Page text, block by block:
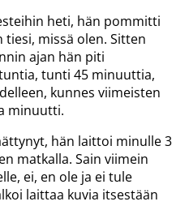
heti, hän pommitti
missä olen. Sitten
ajan hän piti
tunti 45 minuuttia,
kunnes viimeisten
minuutti.
hän laittoi minulle 3
matkalla. Sain viimein
ei, en ole ja ei tule
laittaa kuvia itsestään